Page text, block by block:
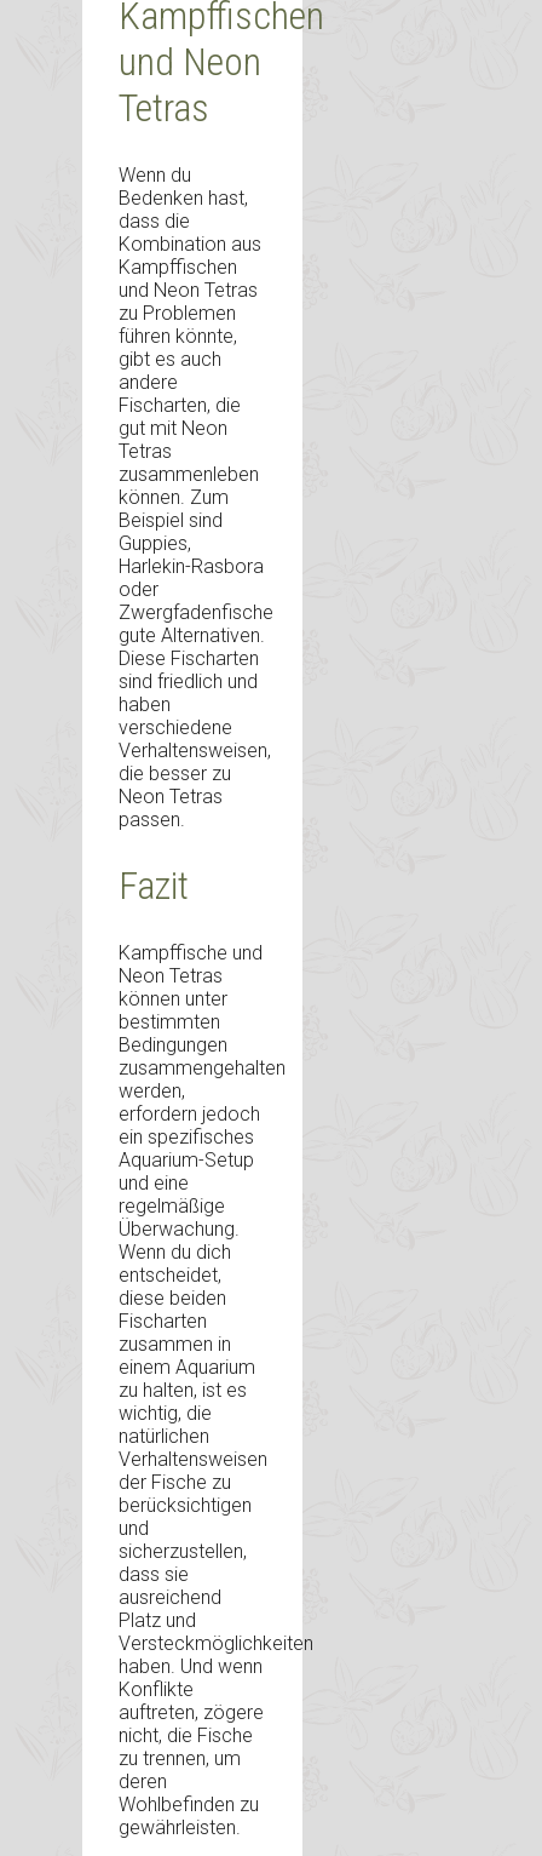
Kampffischen
und Neon
Tetras
Wenn du
Bedenken hast,
dass die
Kombination aus
Kampffischen
und Neon Tetras
zu Problemen
führen könnte,
gibt es auch
andere
Fischarten, die
gut mit Neon
Tetras
zusammenleben
können. Zum
Beispiel sind
Guppies,
Harlekin-Rasbora
oder
Zwergfadenfische
gute Alternativen.
Diese Fischarten
sind friedlich und
haben
verschiedene
Verhaltensweisen,
die besser zu
Neon Tetras
passen.
Fazit
Kampffische und
Neon Tetras
können unter
bestimmten
Bedingungen
zusammengehalten
werden,
erfordern jedoch
ein spezifisches
Aquarium-Setup
und eine
regelmäßige
Überwachung.
Wenn du dich
entscheidet,
diese beiden
Fischarten
zusammen in
einem Aquarium
zu halten, ist es
wichtig, die
natürlichen
Verhaltensweisen
der Fische zu
berücksichtigen
und
sicherzustellen,
dass sie
ausreichend
Platz und
Versteckmöglichkeiten
haben. Und wenn
Konflikte
auftreten, zögere
nicht, die Fische
zu trennen, um
deren
Wohlbefinden zu
gewährleisten.